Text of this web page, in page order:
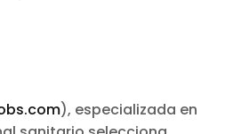
), especializada en